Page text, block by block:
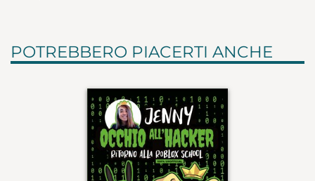
POTREBBERO PIACERTI ANCHE